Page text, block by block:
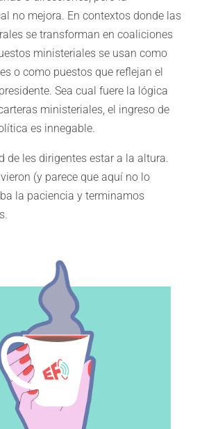
no mejora. En contextos donde las
se transforman en coaliciones
ministeriales se usan como
o como puestos que reflejan el
Sea cual fuere la lógica
ministeriales, el ingreso de
es innegable.
de les dirigentes estar a la altura.
(y parece que aquí no lo
la paciencia y terminamos